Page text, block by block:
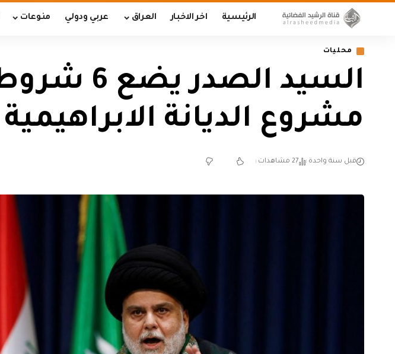
الرئيسية اخر الاخبار العراق عربي ودولي منوعات
محليات
السيد
مشروع الديانة الابراهيمية
قبل سنة واحدة 27 مشاهدات